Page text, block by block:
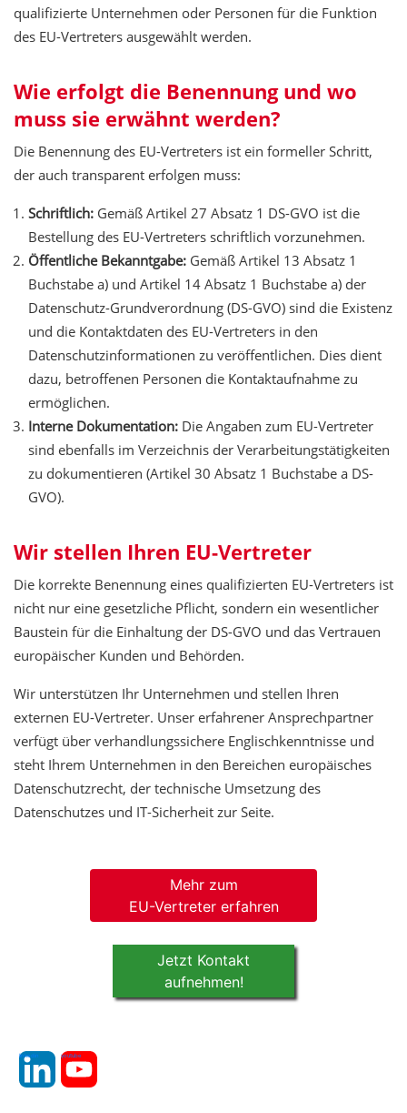
qualifizierte Unternehmen oder Personen für die Funktion
des EU-Vertreters ausgewählt werden.
Wie erfolgt die Benennung und wo
muss sie erwähnt werden?
Die Benennung des EU-Vertreters ist ein formeller Schritt,
der auch transparent erfolgen muss:
Schriftlich: Gemäß Artikel 27 Absatz 1 DS-GVO ist die
Bestellung des EU-Vertreters schriftlich vorzunehmen.
Öffentliche Bekanntgabe: Gemäß Artikel 13 Absatz 1
Buchstabe a) und Artikel 14 Absatz 1 Buchstabe a) der
Datenschutz-Grundverordnung (DS-GVO) sind die Existenz
und die Kontaktdaten des EU-Vertreters in den
Datenschutzinformationen zu veröffentlichen. Dies dient
dazu, betroffenen Personen die Kontaktaufnahme zu
ermöglichen.
Interne Dokumentation: Die Angaben zum EU-Vertreter
sind ebenfalls im Verzeichnis der Verarbeitungstätigkeiten
zu dokumentieren (Artikel 30 Absatz 1 Buchstabe a DS-
GVO).
Wir stellen Ihren EU-Vertreter
Die korrekte Benennung eines qualifizierten EU-Vertreters ist
nicht nur eine gesetzliche Pflicht, sondern ein wesentlicher
Baustein für die Einhaltung der DS-GVO und das Vertrauen
europäischer Kunden und Behörden.
Wir unterstützen Ihr Unternehmen und stellen Ihren
externen EU-Vertreter. Unser erfahrener Ansprechpartner
verfügt über verhandlungssichere Englischkenntnisse und
steht Ihrem Unternehmen in den Bereichen europäisches
Datenschutzrecht, der technische Umsetzung des
Datenschutzes und IT-Sicherheit zur Seite.
Mehr zum
EU-Vertreter erfahren
Jetzt Kontakt
aufnehmen!
linkedin youtube